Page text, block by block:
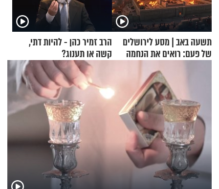
תשעה באב | מסע לירושלים
של פעם: רואים את הנחמה
הרב זמיר כהן - להיות דתי,
קשה או תענוג?